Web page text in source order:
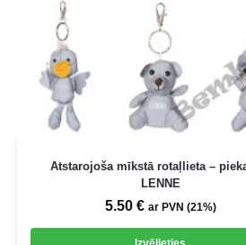
Atstarojoša mīkstā rotaļlieta –
LENNE
5.50 € ar PVN (21%)